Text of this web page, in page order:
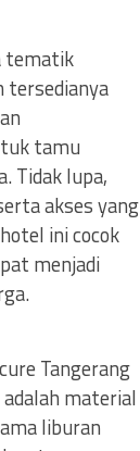
tematik
tersedianya
tamu
Tidak lupa,
akses yang
ini cocok
menjadi
Tangerang
material
liburan